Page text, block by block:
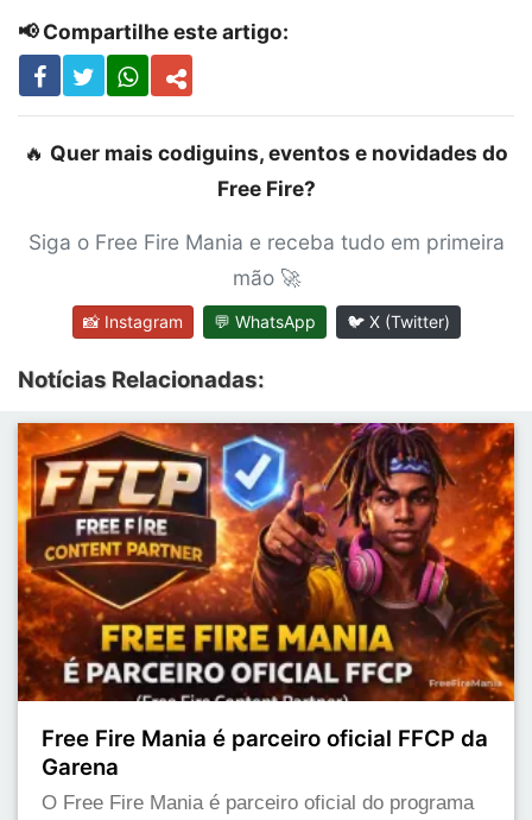
📢 Compartilhe este artigo:
🔥 Quer mais codiguins, eventos e novidades do
Free Fire?
Siga o Free Fire Mania e receba tudo em primeira
mão 🚀
📸 Instagram 💬 WhatsApp 🐦 X (Twitter)
Notícias Relacionadas:
Free Fire Mania é parceiro oficial FFCP da
Garena
O Free Fire Mania é parceiro oficial do programa